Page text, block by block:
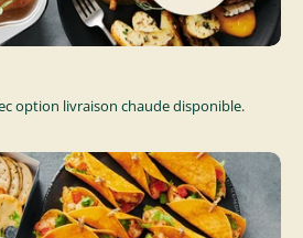
option livraison chaude disponible.